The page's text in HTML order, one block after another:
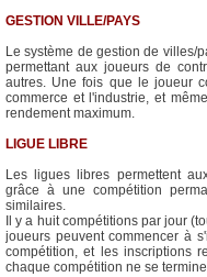
GESTION VILLE/PAYS
Le système de gestion de villes/
permettant aux joueurs de
autres. Une fois que le joueur
commerce et l'industrie, et
rendement maximum.
LIGUE LIBRE
Les ligues libres permettent
grâce à une compétition
similaires.
Il y a huit compétitions par jour
joueurs peuvent commencer à
compétition, et les inscriptions
chaque compétition ne se